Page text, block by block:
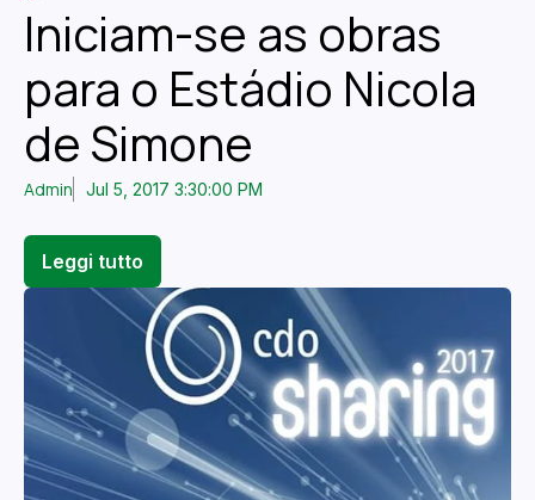
Iniciam-se as obras
para o Estádio Nicola
de Simone
Admin Jul 5, 2017 3:30:00 PM
Leggi tutto